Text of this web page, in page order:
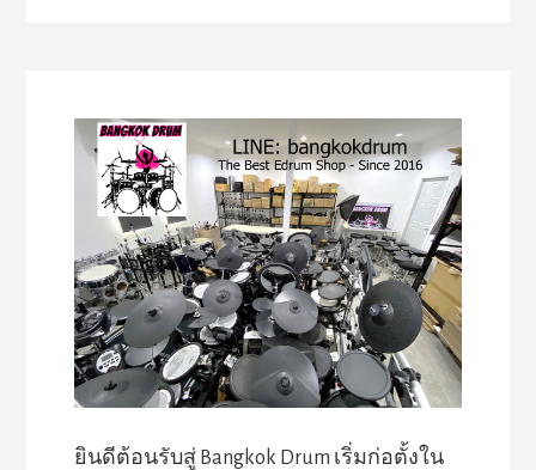
ยินดีต้อนรับสู่ Bangkok Drum เริ่มก่อตั้งใน